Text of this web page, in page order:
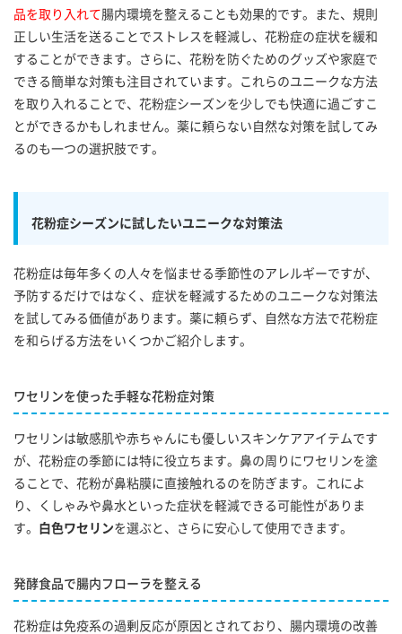
品を取り入れて腸内環境を整えることも効果的です。また、規則
正しい生活を送ることでストレスを軽減し、花粉症の症状を緩和
することができます。さらに、花粉を防ぐためのグッズや家庭で
できる簡単な対策も注目されています。これらのユニークな方法
を取り入れることで、花粉症シーズンを少しでも快適に過ごすこ
とができるかもしれません。薬に頼らない自然な対策を試してみ
るのも一つの選択肢です。
花粉症シーズンに試したいユニークな対策法
花粉症は毎年多くの人々を悩ませる季節性のアレルギーですが、
予防するだけではなく、症状を軽減するためのユニークな対策法
を試してみる価値があります。薬に頼らず、自然な方法で花粉症
を和らげる方法をいくつかご紹介します。
ワセリンを使った手軽な花粉症対策
ワセリンは敏感肌や赤ちゃんにも優しいスキンケアアイテムです
が、花粉症の季節には特に役立ちます。鼻の周りにワセリンを塗
ることで、花粉が鼻粘膜に直接触れるのを防ぎます。これによ
り、くしゃみや鼻水といった症状を軽減できる可能性がありま
す。
白色ワセリンを選ぶと、さらに安心して使用できます。
発酵食品で腸内フローラを整える
花粉症は免疫系の過剰反応が原因とされており、腸内環境の改善